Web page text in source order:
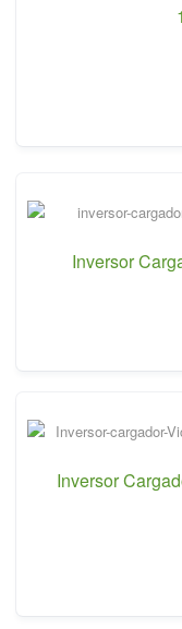
Inversor
Inversor